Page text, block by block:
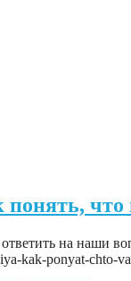
на наши
kak-ponyat-chto-